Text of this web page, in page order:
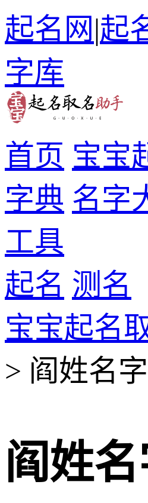
起名网|起
字库
首页 宝宝
字典 名字
工具
起名 测名
宝宝起名
> 阎姓名字
阎姓